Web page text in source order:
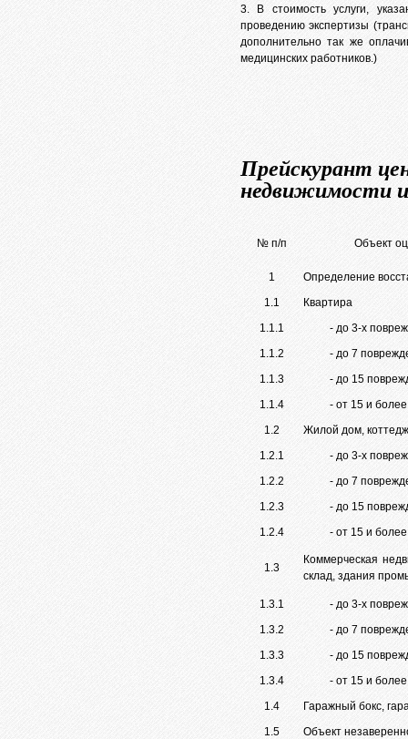
3. В стоимость услуги,
проведению экспертизы
дополнительно так же
медицинских работников.)
Прейскурант
недвижимости
№ п/п Объект
1
Определение
1.1
Квартира
1.1.1
- до 3-х
1.1.2
- до 7
1.1.3
- до 15
1.1.4
- от 15 и
1.2
Жилой дом, коттедж
1.2.1
- до 3-х
1.2.2
- до 7
1.2.3
- до 15
1.2.4
- от 15 и
1.3
Коммерческая
склад, здания
1.3.1
- до 3-х
1.3.2
- до 7
1.3.3
- до 15
1.3.4
- от 15 и
1.4
Гаражный бокс,
1.5
Объект